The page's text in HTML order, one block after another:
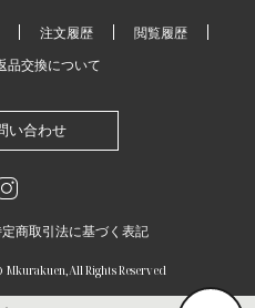
注文履歴 閲覧履歴
品交換について
い合わせ
定商取引法に基づく表記
Mkurakuen,All Rights Reserved